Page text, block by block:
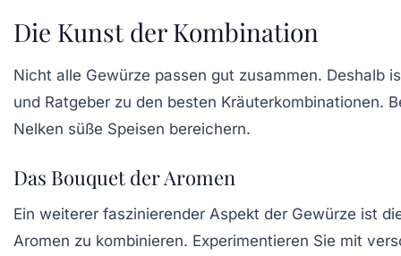
Die Kunst der Kombination
Nicht alle Gewürze passen gut zusammen.
und Ratgeber zu den besten Kräuterkombinationen.
Nelken süße Speisen bereichern.
Das Bouquet der Aromen
Ein weiterer faszinierender Aspekt der Gewürze ist
Aromen zu kombinieren. Experimentieren Sie mit